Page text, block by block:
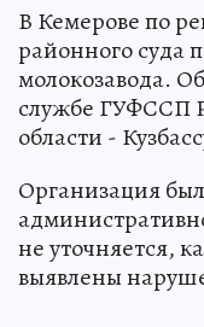
В Кемерове по
районного суда
молокозавода.
службе ГУФССП
области -
Организация
не уточняется,
выявлены